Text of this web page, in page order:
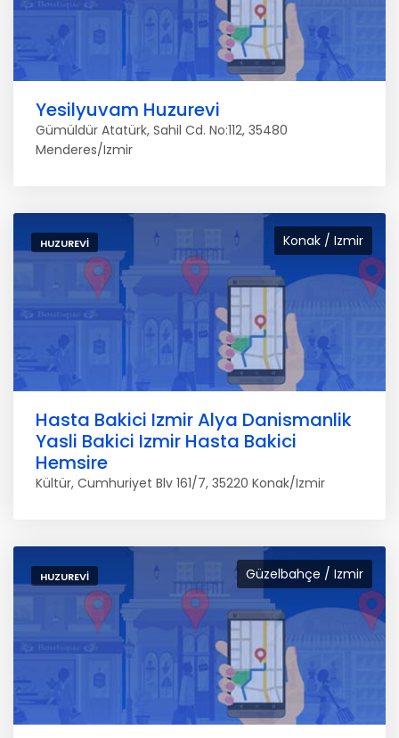
Yesilyuvam Huzurevi
Gümüldür Atatürk, Sahil Cd. No:112, 35480
Menderes/Izmir
Konak / Izmir
HUZUREVI
Hasta Bakici Izmir Alya Danismanlik
Yasli Bakici Izmir Hasta Bakici
Hemsire
Kültür, Cumhuriyet Blv 161/7, 35220 Konak/Izmir
Güzelbahçe / Izmir
HUZUREVI